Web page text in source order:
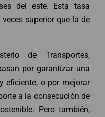
del este. Esta tasa
superior que la de
de Transportes,
por garantizar una
eficiente, o por mejorar
a la consecución de
Pero también,